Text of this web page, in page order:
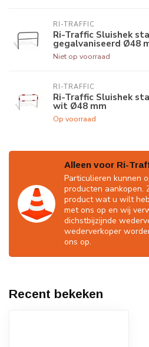
RI-TRAFFIC
Ri-Traffic Sluishek
gegalvaniseerd Ø48
Niet op voorraad
RI-TRAFFIC
Ri-Traffic Sluishek
wit Ø48 mm
Op voorraad
Alleen voor Ri-
Particulieren kunnen
producten aankopen.
product wat u wilt
met ons op en wij
dichstbijzijnde
wederverkoper
ons op.
Recent bekeken